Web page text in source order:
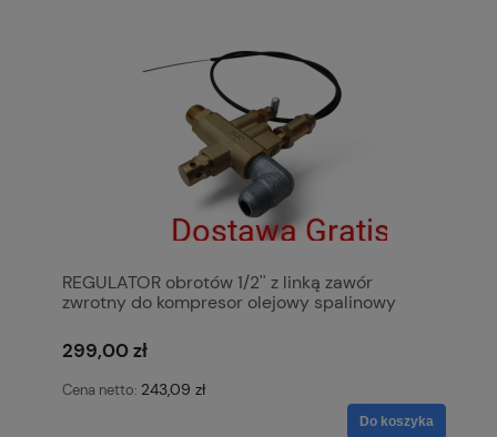
REGULATOR obrotów 1/2'' z linką zawór
zwrotny do kompresor olejowy spalinowy
299,00 zł
Cena netto: 243,09 zł
Do koszyka